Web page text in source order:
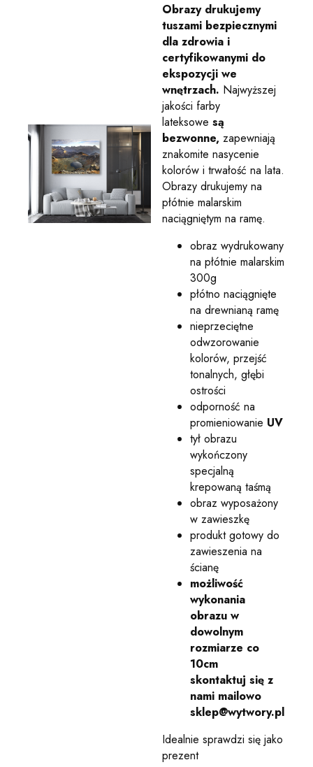
Obrazy drukujemy
tuszami bezpiecznymi
dla zdrowia i
certyfikowanymi do
ekspozycji we
wnętrzach. Najwyższej
jakości farby
lateksowe są
bezwonne, zapewniają
znakomite nasycenie
kolorów i trwałość na lata.
Obrazy drukujemy na
płótnie malarskim
naciągniętym na ramę.
obraz wydrukowany
na płótnie malarskim
300g
płótno naciągnięte
na drewnianą ramę
nieprzeciętne
odwzorowanie
kolorów, przejść
tonalnych, głębi
ostrości
odporność na
promieniowanie UV
tył obrazu
wykończony
specjalną
krepowaną taśmą
obraz wyposażony
w zawieszkę
produkt gotowy do
zawieszenia na
ścianę
możliwość
wykonania
obrazu w
dowolnym
rozmiarze co
10cm
skontaktuj się z
nami mailowo
sklep@wytwory.pl
Idealnie sprawdzi się jako
prezent